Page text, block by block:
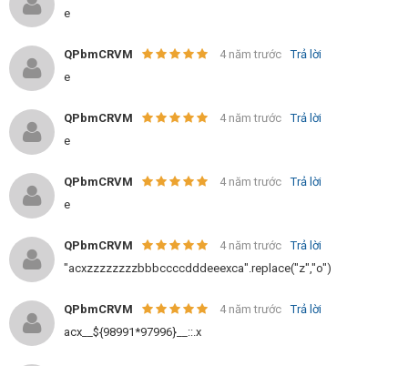
e
QPbmCRVM 4 năm trước
Trả lời
e
QPbmCRVM 4 năm trước
Trả lời
e
QPbmCRVM 4 năm trước
Trả lời
e
QPbmCRVM 4 năm trước
Trả lời
"acxzzzzzzzzbbbccccdddeeexca".replace("z","o")
QPbmCRVM 4 năm trước
Trả lời
acx__${98991*97996}__::.x